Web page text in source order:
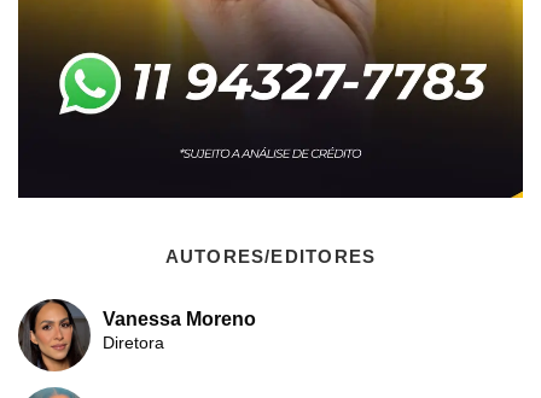
AUTORES/EDITORES
Vanessa Moreno
Diretora